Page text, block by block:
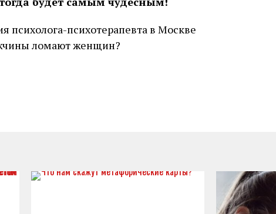
психолога-психотерапевта в Москве
ломают женщин?